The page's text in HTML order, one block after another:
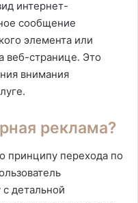
интернет-
сообщение
элемента или
веб-странице. Это
внимания
реклама?
принципу перехода по
детальной